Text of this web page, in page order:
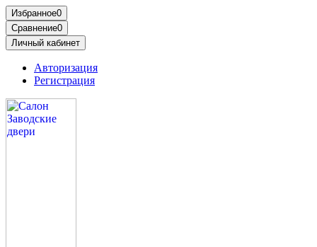
Избранное0
Сравнение0
Личный кабинет
Авторизация
Регистрация